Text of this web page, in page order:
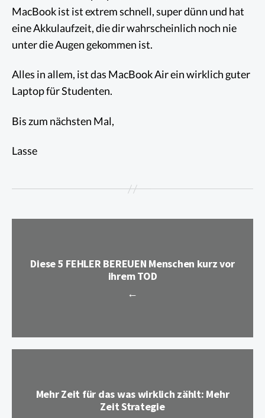
MacBook ist ist extrem schnell, super dünn und hat
eine Akkulaufzeit, die dir wahrscheinlich noch nie
unter die Augen gekommen ist.
Alles in allem, ist das MacBook Air ein wirklich guter
Laptop für Studenten.
Bis zum nächsten Mal,
Lasse
←
Diese 5 FEHLER BEREUEN Menschen kurz vor
ihrem TOD
Mehr Zeit für das was wirklich zählt: Mehr
Zeit Strategie